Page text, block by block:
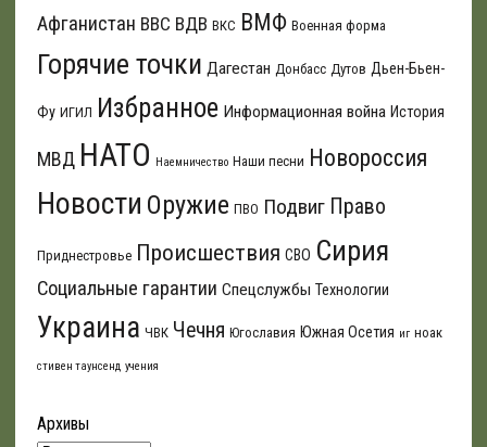
Афганистан ВВС ВДВ ВКС ВМФ Военная форма
Горячие точки Дагестан Донбасс Дутов Дьен-Бьен-
Фу ИГИЛ Избранное Информационная война История
МВД НАТО Наемничество Наши песни Новороссия
Новости Оружие ПВО Подвиг Право
Приднестровье Происшествия СВО Сирия
Социальные гарантии Спецслужбы Технологии
Украина ЧВК Чечня Югославия Южная Осетия иг ноак
стивен таунсенд учения
Архивы